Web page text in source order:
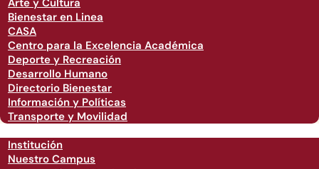
Arte y Cultura
Bienestar en Linea
CASA
Centro para la Excelencia Académica
Deporte y Recreación
Desarrollo Humano
Directorio Bienestar
Información y Políticas
Transporte y Movilidad
Institución
Nuestro Campus